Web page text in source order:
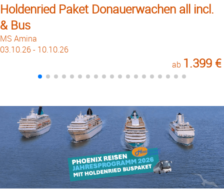
Holdenried Paket Donauerwachen all incl.
& Bus
MS Amina
03.10.26 - 10.10.26
ab 1.399 €